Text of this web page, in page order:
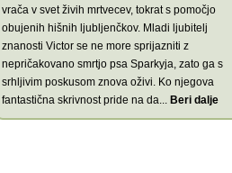
vrača v svet živih mrtvecev, tokrat s pomočjo
obujenih hišnih ljubljenčkov. Mladi ljubitelj
znanosti Victor se ne more sprijazniti z
nepričakovano smrtjo psa Sparkyja, zato ga s
srhljivim poskusom znova oživi. Ko njegova
fantastična skrivnost pride na da... Beri dalje